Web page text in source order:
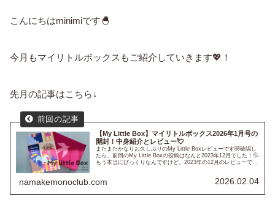
こんにちはminimiです🐣
今月もマイリトルボックスもご紹介していきます💖！
先月の記事はこちら↓
【My Little Box】マイリトルボックス2026年1月号の
開封！中身紹介とレビュー💘
またまたかなりお久しぶりのMy Little Boxレビューです🤣確認し
たら、前回のMy Little Boxの投稿はなんと2023年12月でした！💦
もう本当にびっくりなんですけど。2023年の12月のレビューで
namakemonoclub.com 2026.02.04